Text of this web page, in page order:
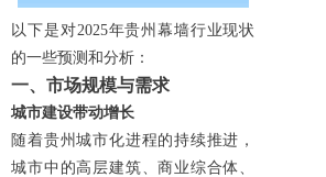
以下是对2025年贵州幕墙行业现状
的一些预测和分析：
一、市场规模与需求
城市建设带动增长
随着贵州城市化进程的持续推进，
城市中的高层建筑、商业综合体、